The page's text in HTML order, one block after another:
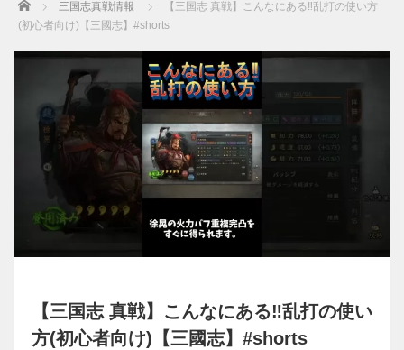
Home 三国志真戦情報
【三国志 真戦】こんなにある‼乱打の使い方
(初心者向け)【三國志】#shorts
【三国志 真戦】こんなにある‼乱打の使い
方(初心者向け)【三國志】#shorts